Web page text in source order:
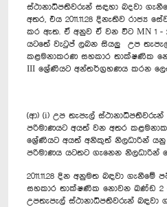
ස්ථානාධිපතිවරුන් සඳහා බදවා
අතර, එය 2011.11.28 දිනැතිව
කර ඇත. ඒ අනුව ඒ වන විට MN 1 -
යටතේ වැටුප් ලබන සියලු උප
කළමනාකරණ සහකාර තාක්ෂණික
III ශ්‍රේණියට අන්තර්ග්‍රහණය කරන
(ආ) (i) උප තැපැල් ස්ථානාධිපතිවරුන්
පරිමාණයට අයත් වන අතර
ශ්‍රේණියට අයත් අනිකුත් නිලධාරින් යනු
පරිමාණය යටතට ගැනෙන නිලධාරින්
2011.11.28 දින අනුමත බඳවා
සහකාර තාක්ෂණික නොවන ඛණ්ඩ 2
උපතැපැල් ස්ථානාධිපතිවරුන් බඳවා